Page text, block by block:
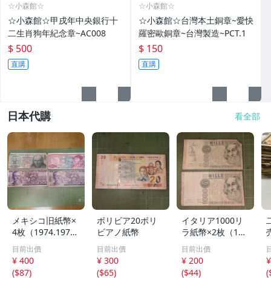
☆小森館☆
☆小森館☆甲戌年中央銀行十
二生肖狗年紀念章~AC008
$ 500
直購
☆小森館☆
☆小森館☆台灣本土銅章~愛快
羅密歐銅章~台灣製造~PCT.1
$ 150
直購
日本代購 看全部
メキシコ旧紙幣×
4枚（1974.1975.
1977）
目前出價
¥ 400
($87)
ボリビア20ボリ
ビアノ紙幣
目前出價
¥ 300
($65)
イタリア1000リ
ラ紙幣×2枚（198
2）
目前出價
¥ 200
($44)
(